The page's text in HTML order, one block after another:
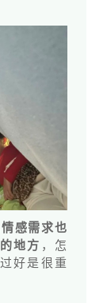
感需求也
地方 ，怎
好是很重